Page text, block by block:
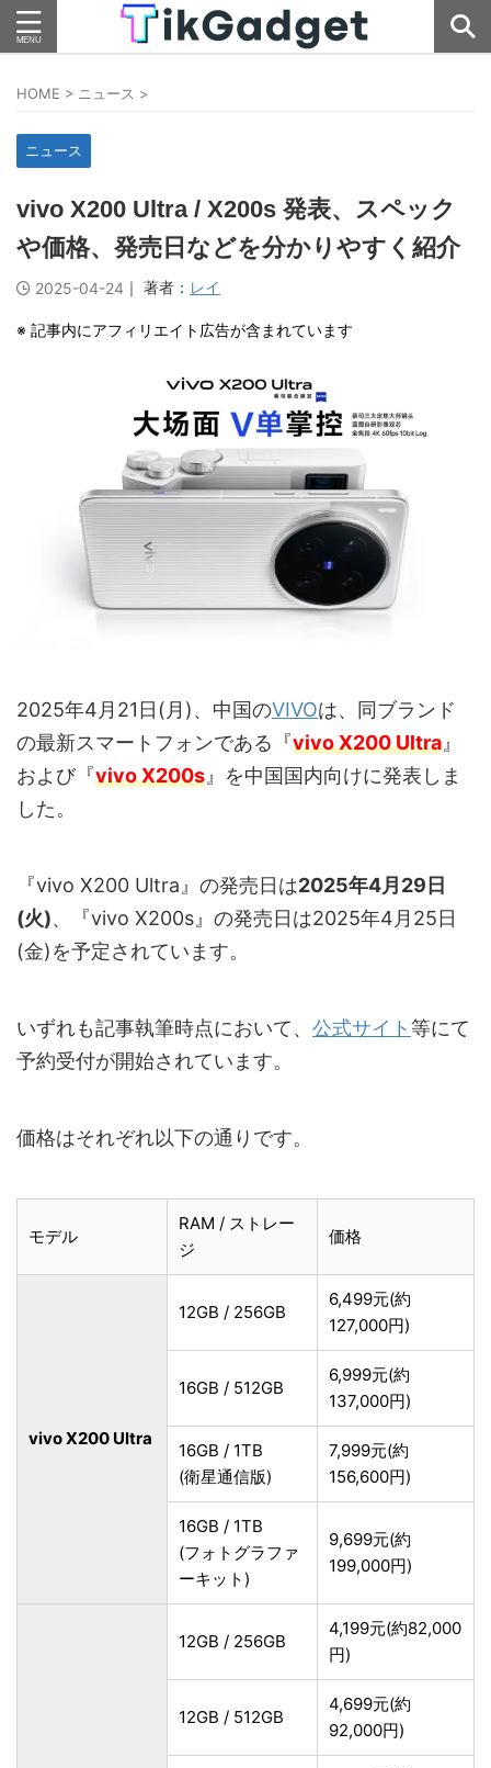
HOME > ニュース >
ニュース
vivo X200 Ultra / X200s 発表、スペック
や価格、発売日などを分かりやすく紹介
2025-04-24 ｜ 著者： レイ
※ 記事内にアフィリエイト広告が含まれています
2025年4月21日(月)、中国のVIVOは、同ブランド
の最新スマートフォンである『vivo X200 Ultra』
および『vivo X200s』を中国国内向けに発表しま
した。
『vivo X200 Ultra』の発売日は2025年4月29日
(火)、『vivo X200s』の発売日は2025年4月25日
(金)を予定されています。
いずれも記事執筆時点において、 公式サイト等にて
予約受付が開始されています。
価格はそれぞれ以下の通りです。
モデル
RAM / ストレー
ジ
価格
vivo X200 Ultra
12GB / 256GB
6,499元(約
127,000円)
16GB / 512GB
6,999元(約
137,000円)
16GB / 1TB
(衛星通信版)
7,999元(約
156,600円)
16GB / 1TB
(フォトグラファ
ーキット)
9,699元(約
199,000円)
12GB / 256GB
4,199元(約82,000
円)
12GB / 512GB
4,699元(約
92,000円)